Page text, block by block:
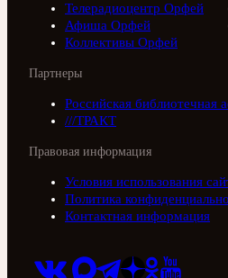
Телерадиоцентр Орфей
Афиша Орфей
Коллективы Орфей
Партнеры
Российская библиотечная
///ТРАКТ
Правовая информация
Условия использования
Политика
Контактная информация